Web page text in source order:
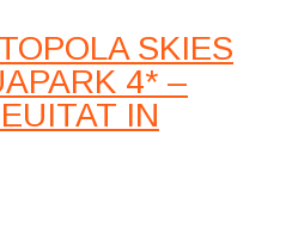
SKIES
4* –
IN